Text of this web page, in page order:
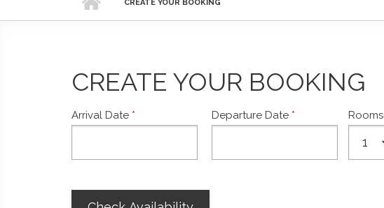
CREATE YOUR BOOKING
CREATE YOUR BOOKING
Arrival Date * Departure Date * Rooms